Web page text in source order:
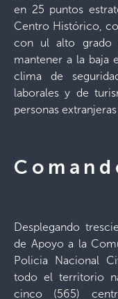
en 25 puntos
Centro Histórico,
con ul alto grado
mantener a la baja
clima de
laborales y de
personas
Desplegando
de Apoyo a la
Policia Nacional
todo el territorio
cinco (565)